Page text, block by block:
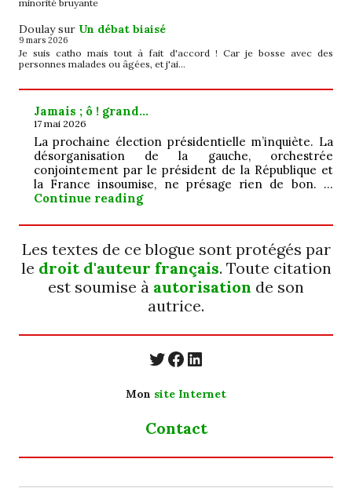
minorité bruyante
Doulaysur Un débat biaisé
9 mars 2026
Je suis catho mais tout à fait d'accord ! Car je bosse avec des
personnes malades ou âgées, et j'ai…
Jamais ; ô ! grand…
17 mai 2026
La prochaine élection présidentielle m’inquiète. La
désorganisation de la gauche, orchestrée
conjointement par le président de la République et
la France insoumise, ne présage rien de bon. …
Continue readingJamais ; ô ! grand…
Les textes de ce blogue sont protégés par
le droit d'auteur français. Toute citation
est soumise à autorisation de son
autrice.
https://twitter.com/
https://
https://www.linkedin.com/in/cecyle-jung-cyjung/
Mon site Internet
Contact